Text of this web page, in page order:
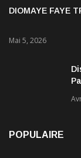
DIOMAYE FAYE
Mai 5, 2026
POPULAIRE